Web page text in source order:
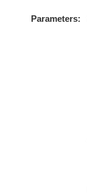
Parameters